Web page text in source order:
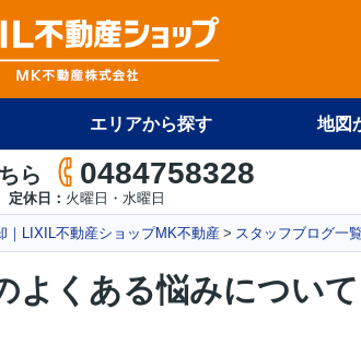
エリアから探す 地図
ら 0484758328
定休日： 火曜日・水曜日
｜LIXIL不動産ショップMK不動産 スタッフブログ一
よくある悩みについ